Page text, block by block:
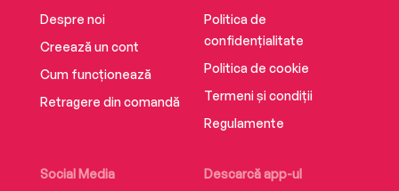
Despre noi
Creează un cont
Cum funcționează
Retragere din comandă
Social Media
Descarcă app-ul
Politica de
confidențialitate
Politica de cookie
Termeni și condiții
Regulamente